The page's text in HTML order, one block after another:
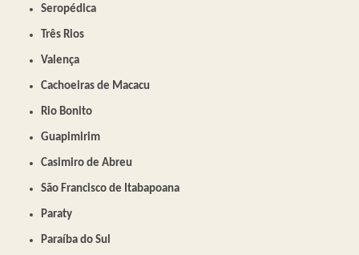
Seropédica
Três Rios
Valença
Cachoeiras de Macacu
Rio Bonito
Guapimirim
Casimiro de Abreu
São Francisco de Itabapoana
Paraty
Paraíba do Sul